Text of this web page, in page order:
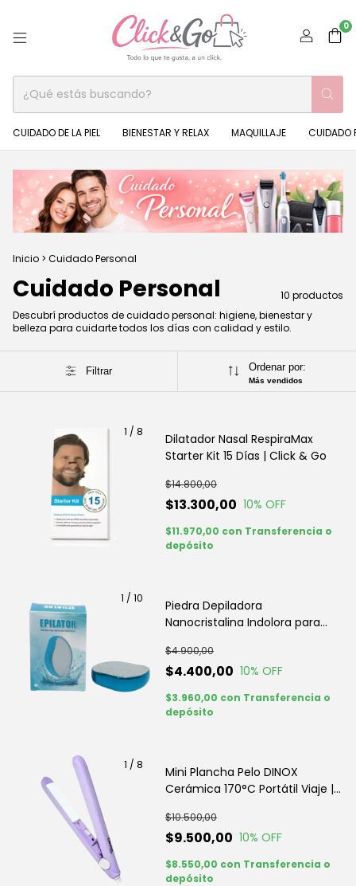
0
CUIDADO DE LA PIEL BIENESTAR Y RELAX MAQUILLAJE CUIDADO
Inicio > Cuidado Personal
Cuidado Personal
10 productos
Descubrí productos de cuidado personal: higiene, bienestar y
belleza para cuidarte todos los días con calidad y estilo.
Filtrar Ordenar por:
Más vendidos
1 / 8
Dilatador Nasal RespiraMax
Starter Kit 15 Días | Click & Go
$13.300,00
$14.800,00
10% OFF
$11.970,00 con Transferencia o
depósito
1 / 10
Piedra Depiladora
Nanocristalina Indolora para
$4.400,00
$4.900,00
10% OFF
$3.960,00 con Transferencia o
depósito
1 / 8
Mini Plancha Pelo DINOX
Cerámica 170°C Portátil Viaje |
$9.500,00
$10.500,00
10% OFF
$8.550,00 con Transferencia o
depósito